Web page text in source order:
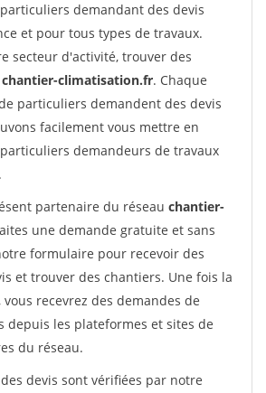
demandant des devis
et pour tous types de travaux.
secteur d'activité, trouver des
chantier-climatisation.fr. Chaque
particuliers demandent des devis
facilement vous mettre en
demandeurs de travaux
partenaire du réseau chantier-
une demande gratuite et sans
formulaire pour recevoir des
et trouver des chantiers. Une fois la
recevrez des demandes de
depuis les plateformes et sites de
du réseau.
devis sont vérifiées par notre